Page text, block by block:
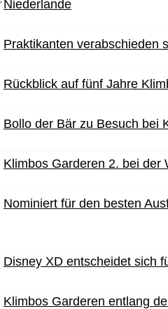
Niederlande
Praktikanten verabschieden
Rückblick auf fünf Jahre
Bollo der Bär zu Besuch bei
Klimbos Garderen 2. bei der
Nominiert für den besten
Disney XD entscheidet sich
Klimbos Garderen entlang